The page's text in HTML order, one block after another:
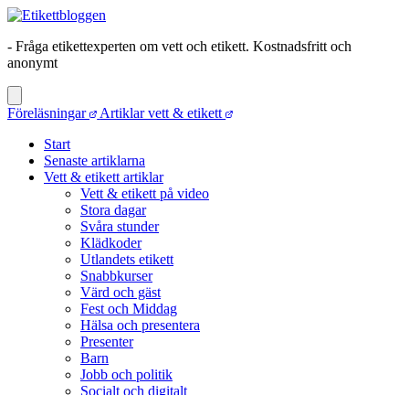
- Fråga etikettexperten om vett och etikett. Kostnadsfritt och
anonymt
Föreläsningar
Artiklar vett & etikett
Start
Senaste artiklarna
Vett & etikett artiklar
Vett & etikett på video
Stora dagar
Svåra stunder
Klädkoder
Utlandets etikett
Snabbkurser
Värd och gäst
Fest och Middag
Hälsa och presentera
Presenter
Barn
Jobb och politik
Socialt och digitalt